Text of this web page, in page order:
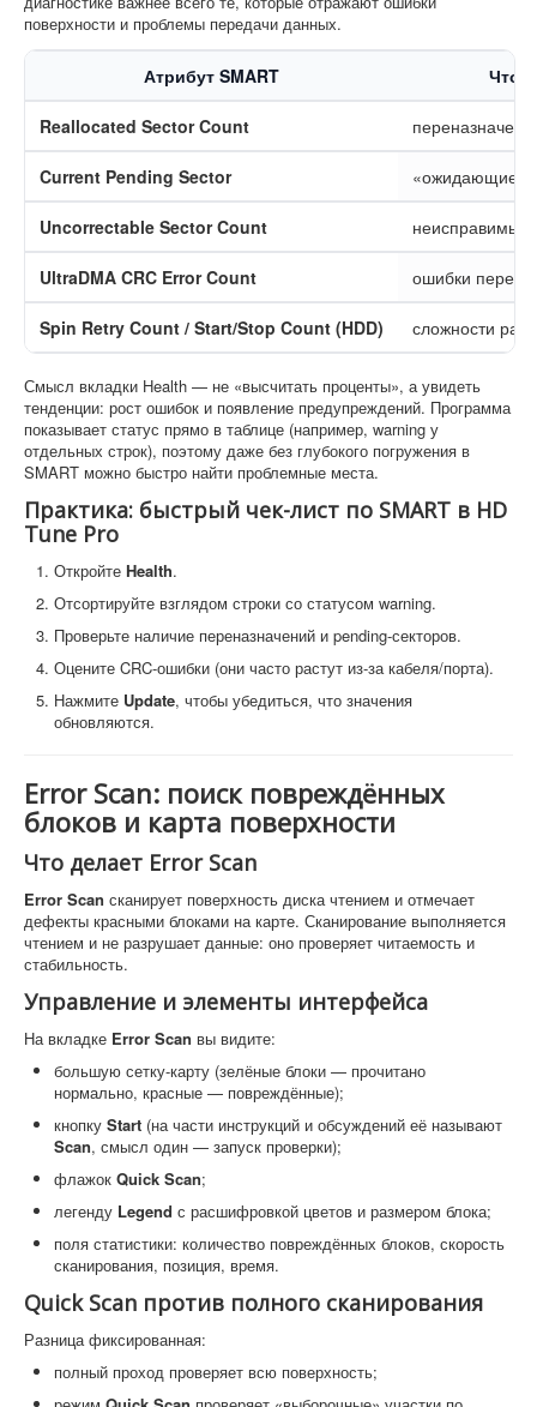
поверхности и проблемы передачи данных.
Атрибут SMART Что
Reallocated Sector Count
Current Pending Sector «ожидающие»
Uncorrectable Sector Count неисправимые
UltraDMA CRC Error Count ошибки
Spin Retry Count / Start/Stop Count (HDD) сложности
Смысл вкладки Health — не «высчитать проценты», а увидеть
тенденции: рост ошибок и появление предупреждений. Программа
показывает статус прямо в таблице (например, warning у
отдельных строк), поэтому даже без глубокого погружения в
SMART можно быстро найти проблемные места.
Практика: быстрый чек-лист по SMART в HD
Tune Pro
Откройте Health.
Отсортируйте взглядом строки со статусом warning.
Проверьте наличие переназначений и pending-секторов.
Оцените CRC-ошибки (они часто растут из-за кабеля/порта).
Нажмите Update, чтобы убедиться, что значения
обновляются.
Error Scan: поиск повреждённых
блоков и карта поверхности
Что делает Error Scan
Error Scan сканирует поверхность диска чтением и отмечает
дефекты красными блоками на карте. Сканирование выполняется
чтением и не разрушает данные: оно проверяет читаемость и
стабильность.
Управление и элементы интерфейса
На вкладке Error Scan вы видите:
большую сетку-карту (зелёные блоки — прочитано
нормально, красные — повреждённые);
кнопку Start (на части инструкций и обсуждений её называют
Scan, смысл один — запуск проверки);
флажок Quick Scan;
легенду Legend с расшифровкой цветов и размером блока;
поля статистики: количество повреждённых блоков, скорость
сканирования, позиция, время.
Quick Scan против полного сканирования
Разница фиксированная:
полный проход проверяет всю поверхность;